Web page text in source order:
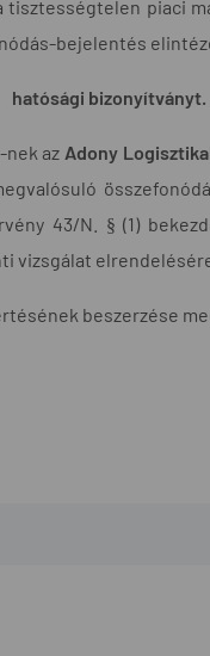
piaci
bejelentés
hatósági bizonyítványt.
-nek az Adony
43/N. § (1)
vizsgálat
beszerzése